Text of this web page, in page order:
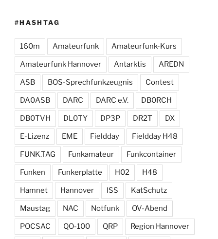
#HASHTAG
160m Amateurfunk Amateurfunk-Kurs
Amateurfunk Hannover Antarktis AREDN
ASB BOS-Sprechfunkzeugnis Contest
DA0ASB DARC DARC e.V. DB0RCH
DB0TVH DL0TY DP3P DR2T DX
E-Lizenz EME Fieldday Fieldday H48
FUNK.TAG Funkamateur Funkcontainer
Funken Funkerplatte H02 H48
Hamnet Hannover ISS KatSchutz
Maustag NAC Notfunk OV-Abend
POCSAC QO-100 QRP Region Hannover